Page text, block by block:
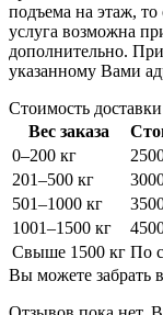
подъема на этаж, то
услуга возможна
дополнительно.
указанному Вами
Стоимость
Вес заказа
0–200 кг
201–500 кг
501–1000 кг
1001–1500 кг
Свыше 1500 кг По
Вы можете забрать